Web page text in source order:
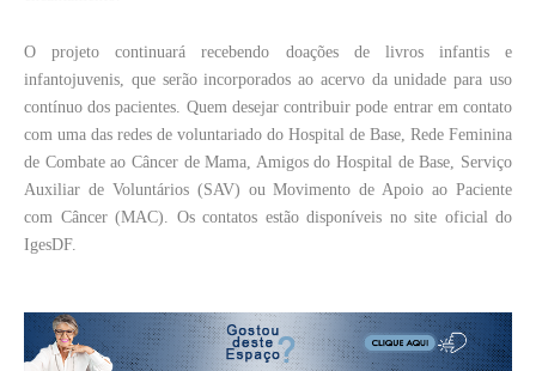
O projeto continuará recebendo doações de livros infantis e
infantojuvenis, que serão incorporados ao acervo da unidade para uso
contínuo dos pacientes. Quem desejar contribuir pode entrar em contato
com uma das redes de voluntariado do Hospital de Base, Rede Feminina
de Combate ao Câncer de Mama, Amigos do Hospital de Base, Serviço
Auxiliar de Voluntários (SAV) ou Movimento de Apoio ao Paciente
com Câncer (MAC). Os contatos estão disponíveis no site oficial do
IgesDF.